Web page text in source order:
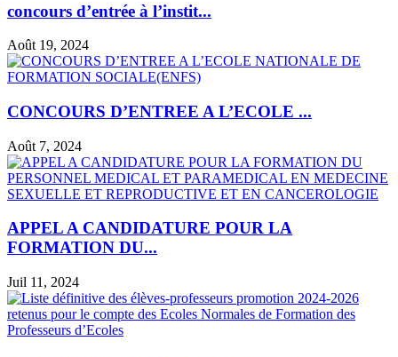
concours d’entrée à l’instit...
Août 19, 2024
CONCOURS D’ENTREE A L’ECOLE ...
Août 7, 2024
APPEL A CANDIDATURE POUR LA
FORMATION DU...
Juil 11, 2024